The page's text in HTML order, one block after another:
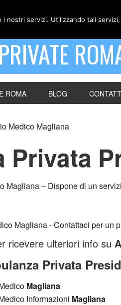
ROMA BLOG
Medico Magliana
Privata
Magliana – Dispone di un
ricevere ulteriori info su
Privata
Magliana
Informazioni Magliana
i nostri servizi. Utilizzando tali